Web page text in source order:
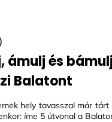
ámulj és
Balatont
hely tavasszal már
íme 5 útvonal a